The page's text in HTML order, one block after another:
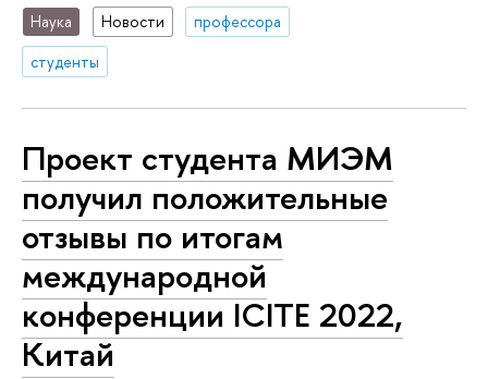
Наука Новости
профессора
студенты
Проект студента МИЭМ
получил положительные
отзывы по итогам
международной
конференции ICITE 2022,
Китай